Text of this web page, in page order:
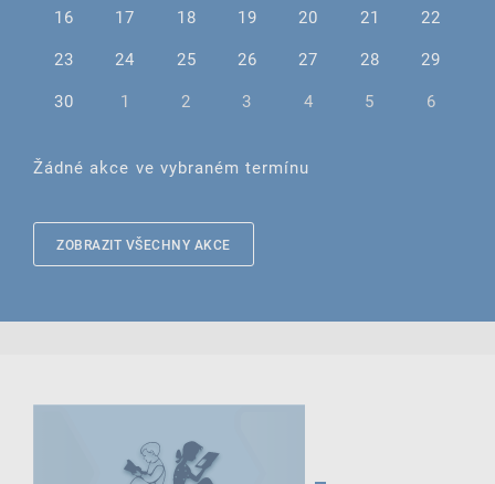
16
17 18 19 20 21
22
23
24 25 26 27 28
29
30
1 2 3 4 5 6
Žádné akce ve vybraném termínu
ZOBRAZIT VŠECHNY AKCE